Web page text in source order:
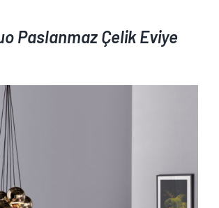
Paslanmaz Çelik Eviye